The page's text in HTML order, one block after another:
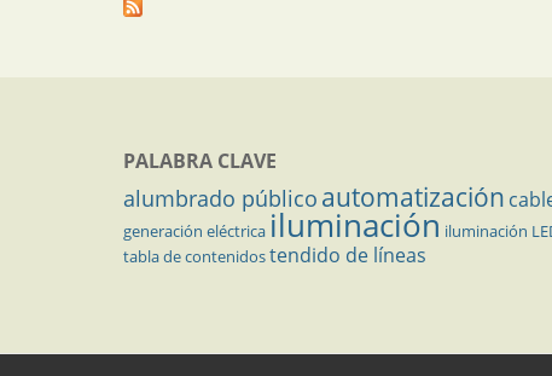
PALABRA CLAVE
alumbrado público automatización
generación eléctrica iluminación iluminación
tabla de contenidostendido de líneas